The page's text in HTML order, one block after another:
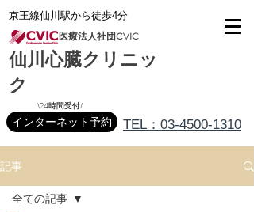
京王線仙川駅から徒歩4分
医療法人社団CVIC
仙川心臓クリニッ
ク
\24時間受付/
インターネット予約 TEL：03-4500-1310
記事
全ての記事